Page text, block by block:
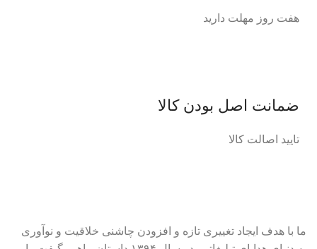
هفت روز مهلت دارید
ضمانت اصل‌ بودن کالا
تایید اصالت کالا
ما با هدف ایجاد تغییری تازه و افزودن چاشنی خلاقیت و نوآوری